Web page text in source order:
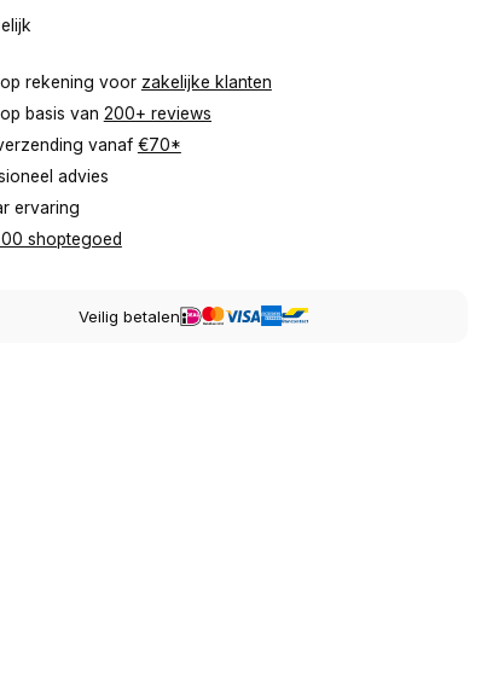
op rekening voor zakelijke klanten
basis van 200+ reviews
vanaf €70*
advies
ervaring
shoptegoed
Veilig betalen